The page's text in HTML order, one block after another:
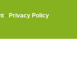
· Privacy Policy